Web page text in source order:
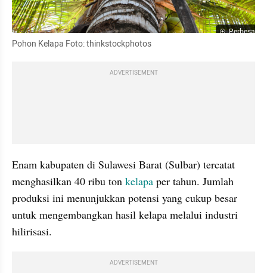
Perbesar
Pohon Kelapa Foto: thinkstockphotos
ADVERTISEMENT
Enam kabupaten di Sulawesi Barat (Sulbar) tercatat
menghasilkan 40 ribu ton kelapa per tahun. Jumlah
produksi ini menunjukkan potensi yang cukup besar
untuk mengembangkan hasil kelapa melalui industri
hilirisasi.
ADVERTISEMENT